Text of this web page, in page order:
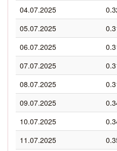
04.07.2025
05.07.2025
06.07.2025
07.07.2025
08.07.2025
09.07.2025
10.07.2025
11.07.2025